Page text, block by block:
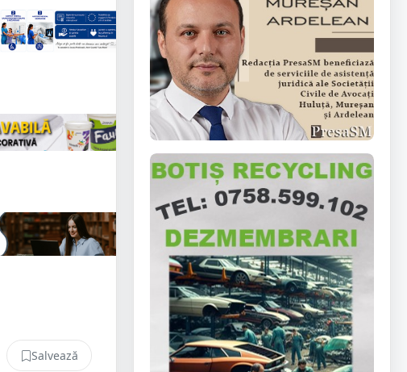
Salvează